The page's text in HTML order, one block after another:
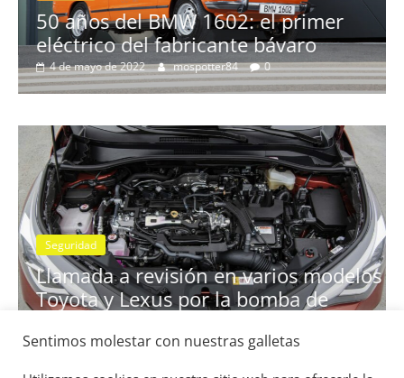
del BMW 1602: el primer
del fabricante bávaro
de 2022 mospotter84 0
La serie
3 de febrero
a revisión en varios modelos
y Lexus por la bomba de
2 de julio de 2021 mospotter84 0
7G-
Sentimos molestar con nuestras galletas